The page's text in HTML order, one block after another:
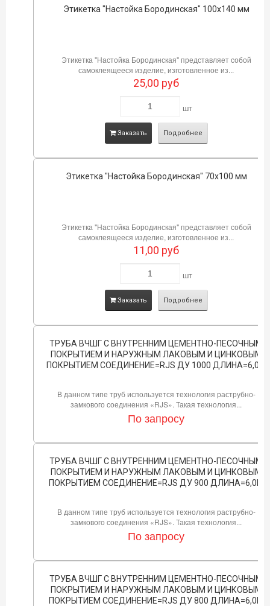
Этикетка "Настойка Бородинская" 100х140 мм
Этикетка "Настойка Бородинская" представляет собой
самоклеящееся изделие, изготовленное из...
25,00 руб
шт
Заказать Подробнее
Этикетка "Настойка Бородинская" 70х100 мм
Этикетка "Настойка Бородинская" представляет собой
самоклеящееся изделие, изготовленное из...
11,00 руб
шт
Заказать Подробнее
ТРУБА ВЧШГ С ВНУТРЕННИМ ЦЕМЕНТНО-ПЕСОЧНЫМ
ПОКРЫТИЕМ И НАРУЖНЫМ ЛАКОВЫМ И ЦИНКОВЫМ
ПОКРЫТИЕМ СОЕДИНЕНИЕ=RJS ДУ 1000 ДЛИНА=6,0М
В данном типе труб используется технология раструбно-
замкового соединения «RJS». Такая технология...
По запросу
ТРУБА ВЧШГ С ВНУТРЕННИМ ЦЕМЕНТНО-ПЕСОЧНЫМ
ПОКРЫТИЕМ И НАРУЖНЫМ ЛАКОВЫМ И ЦИНКОВЫМ
ПОКРЫТИЕМ СОЕДИНЕНИЕ=RJS ДУ 900 ДЛИНА=6,0М
В данном типе труб используется технология раструбно-
замкового соединения «RJS». Такая технология...
По запросу
ТРУБА ВЧШГ С ВНУТРЕННИМ ЦЕМЕНТНО-ПЕСОЧНЫМ
ПОКРЫТИЕМ И НАРУЖНЫМ ЛАКОВЫМ И ЦИНКОВЫМ
ПОКРЫТИЕМ СОЕДИНЕНИЕ=RJS ДУ 800 ДЛИНА=6,0М